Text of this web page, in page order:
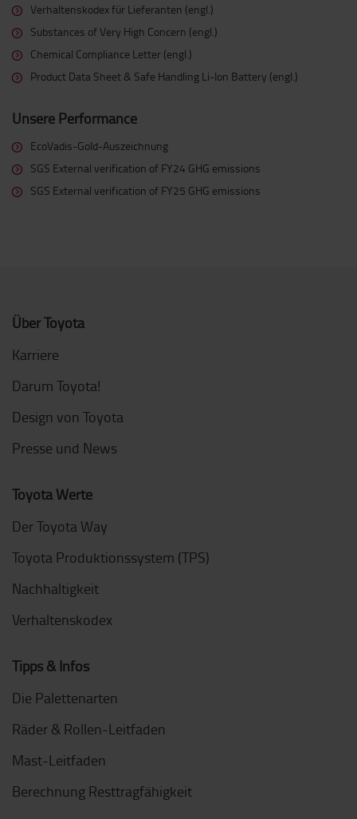
Verhaltenskodex für Lieferanten (engl.)
Substances of Very High Concern (engl.)
Chemical Compliance Letter (engl.)
Product Data Sheet & Safe Handling Li-Ion Battery (engl.)
Unsere Performance
EcoVadis-Gold-Auszeichnung
SGS External verification of FY24 GHG emissions
SGS External verification of FY25 GHG emissions
Über Toyota
Karriere
Darum Toyota!
Design von Toyota
Presse und News
Toyota Werte
Der Toyota Way
Toyota Produktionssystem (TPS)
Nachhaltigkeit
Verhaltenskodex
Tipps & Infos
Die Palettenarten
Räder & Rollen-Leitfaden
Mast-Leitfaden
Berechnung Resttragfähigkeit